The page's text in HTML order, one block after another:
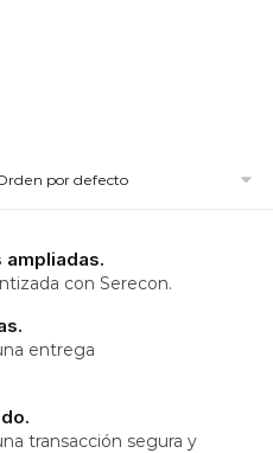
ampliadas.
con Serecon.
entrega
transacción segura y